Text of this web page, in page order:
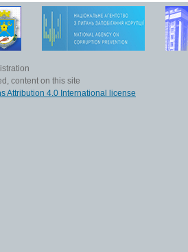
content on this site
Attribution 4.0 International license